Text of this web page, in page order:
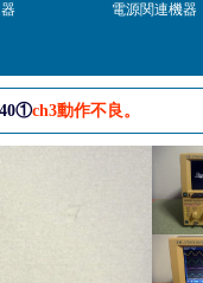
電源関連機器
ch3動作不良。